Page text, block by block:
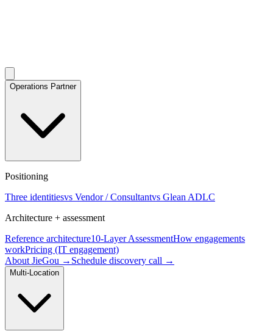
Operations Partner
Positioning
Three identitiesvs Vendor / Consultantvs Glean ADLC
Architecture + assessment
Reference architecture10-Layer AssessmentHow engagements
workPricing (IT engagement)
About JieGou → Schedule discovery call →
Multi-Location